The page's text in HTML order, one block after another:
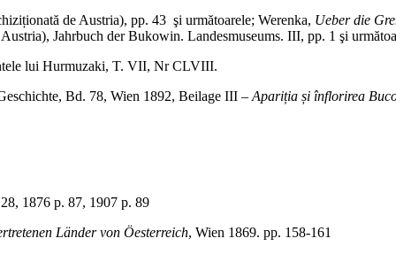
de Austria), pp. 43 şi următoarele; Werenka, Ueber die
Jahrbuch der Bukowin. Landesmuseums. III, pp. 1 şi
lui Hurmuzaki, T. VII, Nr CLVIII.
Bd. 78, Wien 1892, Beilage III – Apariția și înflorirea
1876 p. 87, 1907 p. 89
Länder von Öesterreich, Wien 1869. pp. 158-161